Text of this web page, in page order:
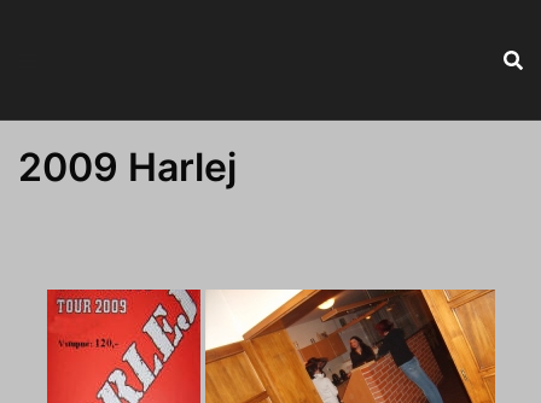
2009 Harlej